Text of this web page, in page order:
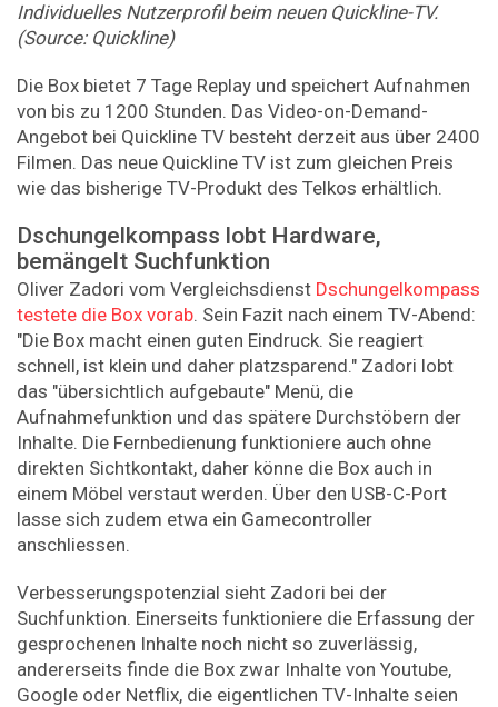
Individuelles Nutzerprofil beim neuen Quickline-TV.
(Source: Quickline)
Die Box bietet 7 Tage Replay und speichert Aufnahmen
von bis zu 1200 Stunden. Das Video-on-Demand-
Angebot bei Quickline TV besteht derzeit aus über 2400
Filmen. Das neue Quickline TV ist zum gleichen Preis
wie das bisherige TV-Produkt des Telkos erhältlich.
Dschungelkompass lobt Hardware,
bemängelt Suchfunktion
Oliver Zadori vom Vergleichsdienst Dschungelkompass
testete die Box vorab. Sein Fazit nach einem TV-Abend:
"Die Box macht einen guten Eindruck. Sie reagiert
schnell, ist klein und daher platzsparend." Zadori lobt
das "übersichtlich aufgebaute" Menü, die
Aufnahmefunktion und das spätere Durchstöbern der
Inhalte. Die Fernbedienung funktioniere auch ohne
direkten Sichtkontakt, daher könne die Box auch in
einem Möbel verstaut werden. Über den USB-C-Port
lasse sich zudem etwa ein Gamecontroller
anschliessen.
Verbesserungspotenzial sieht Zadori bei der
Suchfunktion. Einerseits funktioniere die Erfassung der
gesprochenen Inhalte noch nicht so zuverlässig,
andererseits finde die Box zwar Inhalte von Youtube,
Google oder Netflix, die eigentlichen TV-Inhalte seien